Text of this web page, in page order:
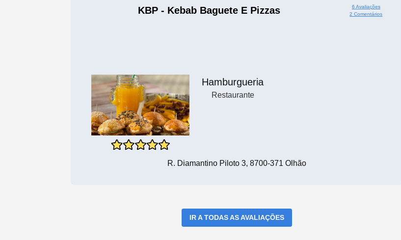
KBP - Kebab Baguete E Pizzas
6 Avaliações
2 Comentários
Hamburgueria
Restaurante
R. Diamantino Piloto 3, 8700-371 Olhão
IR A TODAS AS AVALIAÇÕES